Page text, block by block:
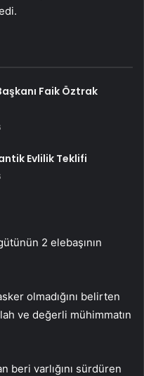
Faik Öztrak
Evlilik Teklifi
2 elebaşının
olmadığını belirten
ve değerli mühimmatın
beri varlığını sürdüren